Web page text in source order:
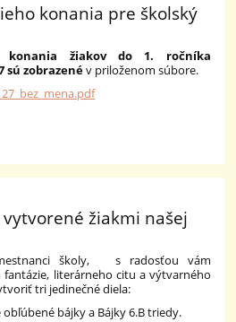
konania pre školský
konania žiakov do 1. ročníka
sú zobrazenév priloženom súbore.
žiakmi našej
školy, s radosťou vám
fantázie, literárneho citu a výtvarného
tri jedinečné diela:
bájky a Bájky 6.B triedy.